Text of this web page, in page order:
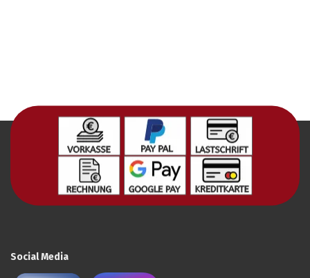
Social Media